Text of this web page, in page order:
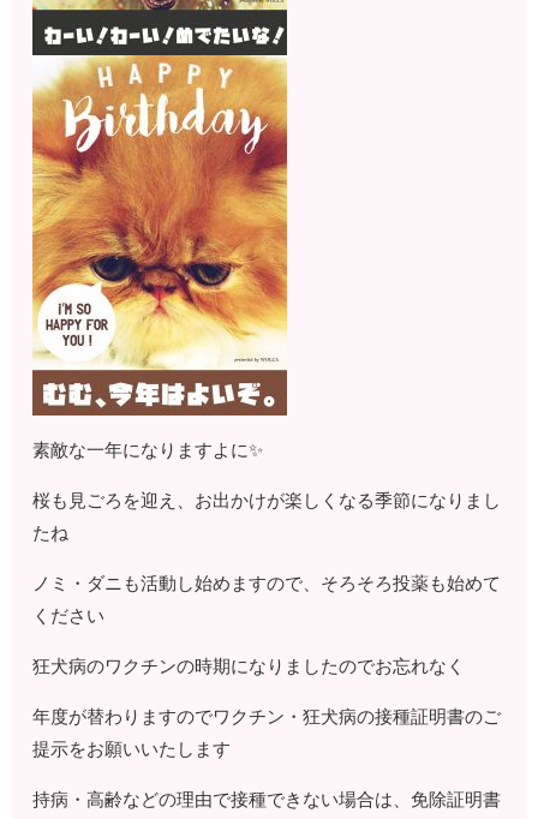
素敵な一年になりますよに✨
桜も見ごろを迎え、お出かけが楽しくなる季節になりまし
たね
ノミ・ダニも活動し始めますので、そろそろ投薬も始めて
ください
狂犬病のワクチンの時期になりましたのでお忘れなく
年度が替わりますのでワクチン・狂犬病の接種証明書のご
提示をお願いいたします
持病・高齢などの理由で接種できない場合は、免除証明書